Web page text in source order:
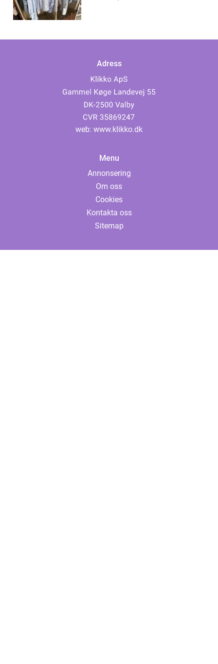
Adress
web: www.klikko.dk
Menu
Annonsering
Om oss
Cookies
Kontakta oss
Sitemap